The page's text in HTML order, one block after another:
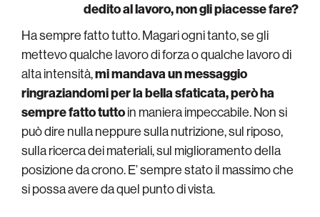
dedito al lavoro, non gli piacesse fare?
Ha sempre fatto tutto. Magari ogni tanto, se gli
mettevo qualche lavoro di forza o qualche lavoro di
alta intensità,mi mandava un messaggio
ringraziandomi per la bella sfaticata, però ha
sempre fatto tuttoin maniera impeccabile. Non si
può dire nulla neppure sulla nutrizione, sul riposo,
sulla ricerca dei materiali, sul miglioramento della
posizione da crono. E’ sempre stato il massimo che
si possa avere da quel punto di vista.